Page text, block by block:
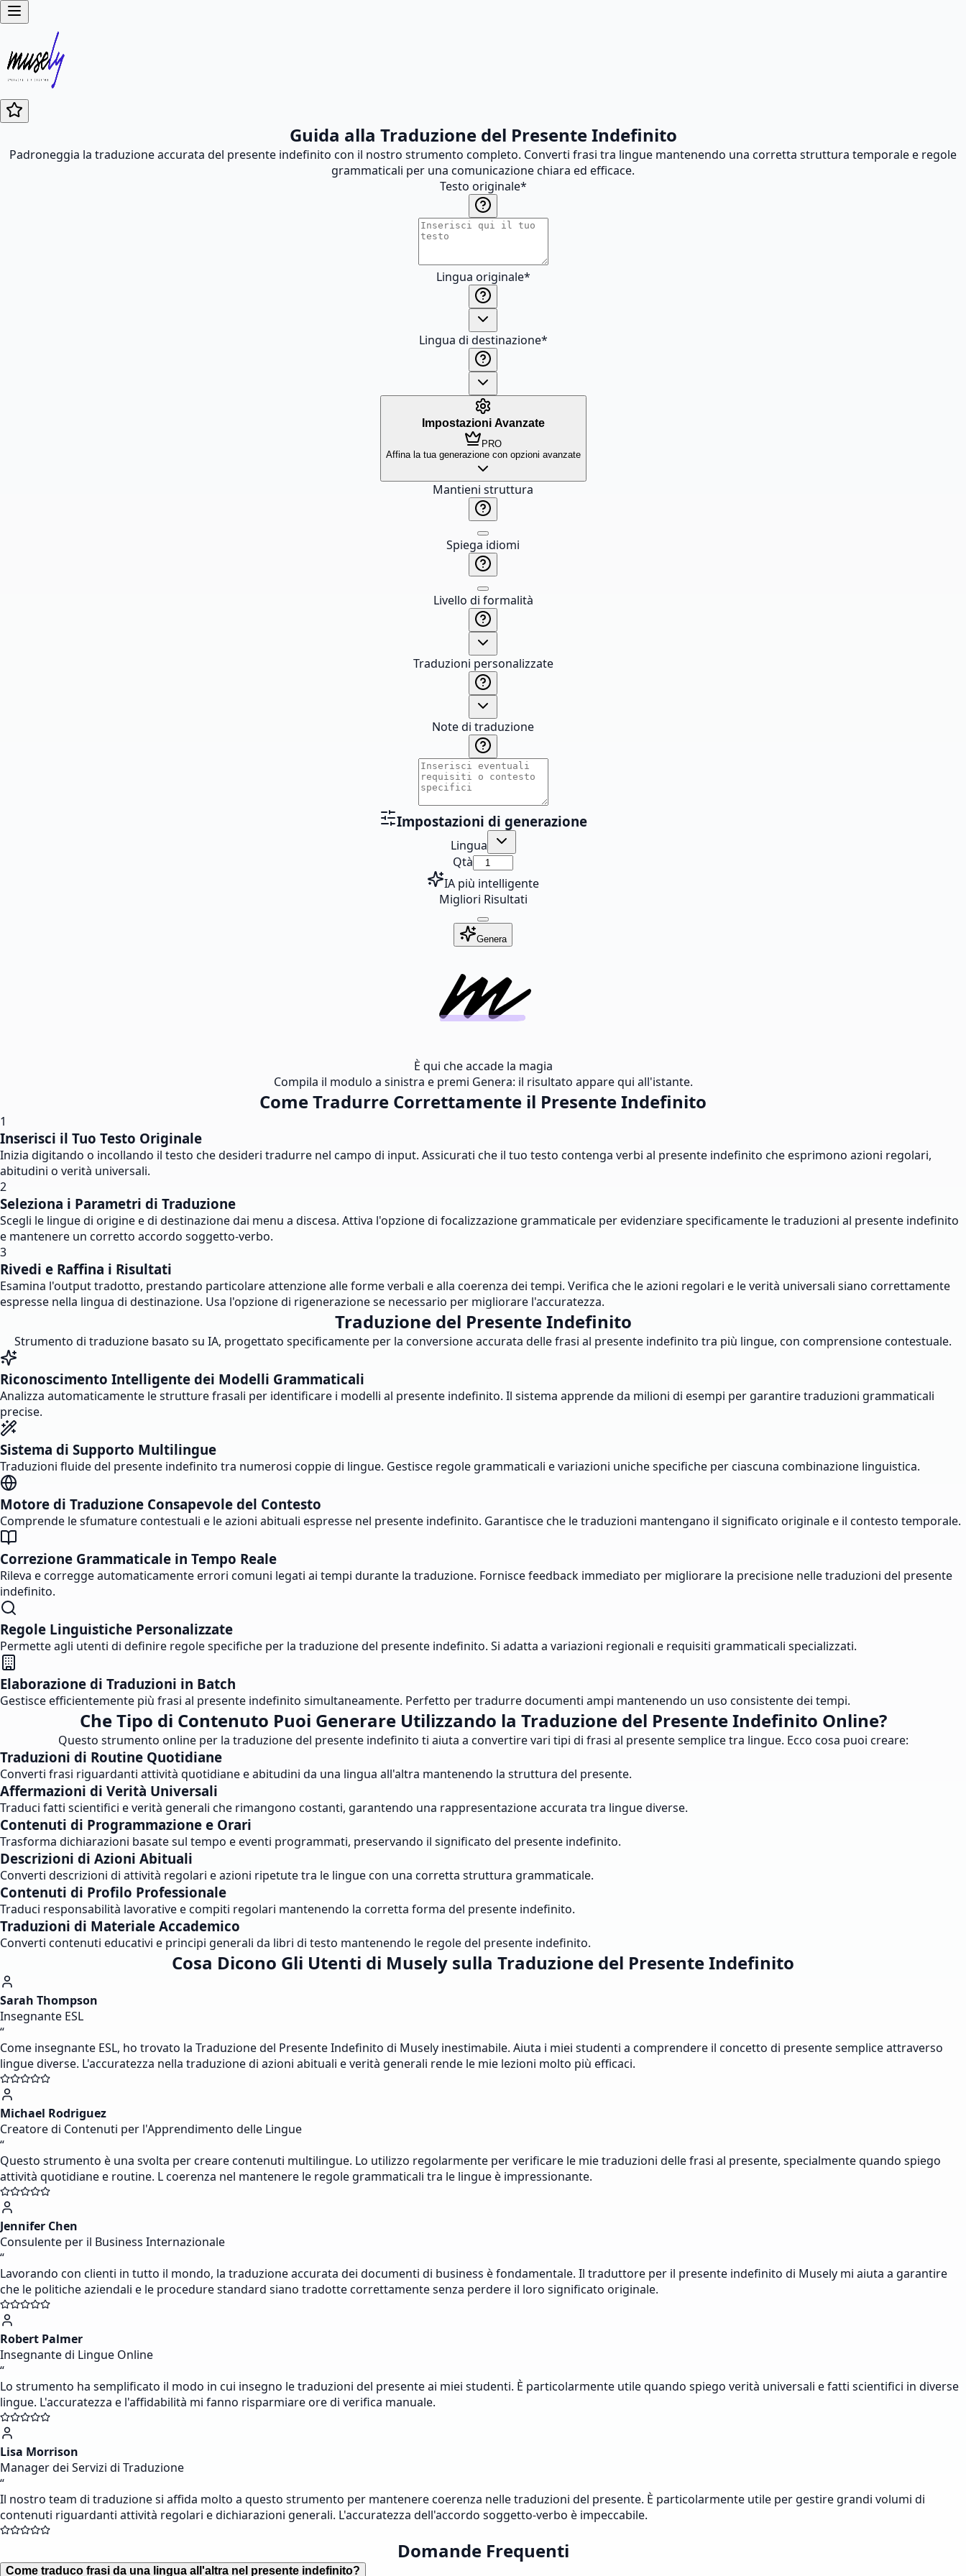
Guida alla Traduzione del Presente Indefinito
Padroneggia la traduzione accurata del presente indefinito con il nostro strumento completo. Converti frasi tra lingue mantenendo una corretta struttura temporale e regole
grammaticali per una comunicazione chiara ed efficace.
Testo originale*
Lingua originale*
Lingua di destinazione*
Impostazioni Avanzate
PRO
Affina la tua generazione con opzioni avanzate
Mantieni struttura
Spiega idiomi
Livello di formalità
Traduzioni personalizzate
Note di traduzione
Impostazioni di generazione
Lingua
Qtà
IA più intelligente
Migliori Risultati
Genera
È qui che accade la magia
Compila il modulo a sinistra e premi Genera: il risultato appare qui all'istante.
Come Tradurre Correttamente il Presente Indefinito
1
Inserisci il Tuo Testo Originale
Inizia digitando o incollando il testo che desideri tradurre nel campo di input. Assicurati che il tuo testo contenga verbi al presente indefinito che esprimono azioni regolari,
abitudini o verità universali.
2
Seleziona i Parametri di Traduzione
Scegli le lingue di origine e di destinazione dai menu a discesa. Attiva l'opzione di focalizzazione grammaticale per evidenziare specificamente le traduzioni al presente indefinito
e mantenere un corretto accordo soggetto-verbo.
3
Rivedi e Raffina i Risultati
Esamina l'output tradotto, prestando particolare attenzione alle forme verbali e alla coerenza dei tempi. Verifica che le azioni regolari e le verità universali siano correttamente
espresse nella lingua di destinazione. Usa l'opzione di rigenerazione se necessario per migliorare l'accuratezza.
Traduzione del Presente Indefinito
Strumento di traduzione basato su IA, progettato specificamente per la conversione accurata delle frasi al presente indefinito tra più lingue, con comprensione contestuale.
Riconoscimento Intelligente dei Modelli Grammaticali
Analizza automaticamente le strutture frasali per identificare i modelli al presente indefinito. Il sistema apprende da milioni di esempi per garantire traduzioni grammaticali
precise.
Sistema di Supporto Multilingue
Traduzioni fluide del presente indefinito tra numerosi coppie di lingue. Gestisce regole grammaticali e variazioni uniche specifiche per ciascuna combinazione linguistica.
Motore di Traduzione Consapevole del Contesto
Comprende le sfumature contestuali e le azioni abituali espresse nel presente indefinito. Garantisce che le traduzioni mantengano il significato originale e il contesto temporale.
Correzione Grammaticale in Tempo Reale
Rileva e corregge automaticamente errori comuni legati ai tempi durante la traduzione. Fornisce feedback immediato per migliorare la precisione nelle traduzioni del presente
indefinito.
Regole Linguistiche Personalizzate
Permette agli utenti di definire regole specifiche per la traduzione del presente indefinito. Si adatta a variazioni regionali e requisiti grammaticali specializzati.
Elaborazione di Traduzioni in Batch
Gestisce efficientemente più frasi al presente indefinito simultaneamente. Perfetto per tradurre documenti ampi mantenendo un uso consistente dei tempi.
Che Tipo di Contenuto Puoi Generare Utilizzando la Traduzione del Presente Indefinito Online?
Questo strumento online per la traduzione del presente indefinito ti aiuta a convertire vari tipi di frasi al presente semplice tra lingue. Ecco cosa puoi creare:
Traduzioni di Routine Quotidiane
Converti frasi riguardanti attività quotidiane e abitudini da una lingua all'altra mantenendo la struttura del presente.
Affermazioni di Verità Universali
Traduci fatti scientifici e verità generali che rimangono costanti, garantendo una rappresentazione accurata tra lingue diverse.
Contenuti di Programmazione e Orari
Trasforma dichiarazioni basate sul tempo e eventi programmati, preservando il significato del presente indefinito.
Descrizioni di Azioni Abituali
Converti descrizioni di attività regolari e azioni ripetute tra le lingue con una corretta struttura grammaticale.
Contenuti di Profilo Professionale
Traduci responsabilità lavorative e compiti regolari mantenendo la corretta forma del presente indefinito.
Traduzioni di Materiale Accademico
Converti contenuti educativi e principi generali da libri di testo mantenendo le regole del presente indefinito.
Cosa Dicono Gli Utenti di Musely sulla Traduzione del Presente Indefinito
Sarah Thompson
Insegnante ESL
“
Come insegnante ESL, ho trovato la Traduzione del Presente Indefinito di Musely inestimabile. Aiuta i miei studenti a comprendere il concetto di presente semplice attraverso
lingue diverse. L'accuratezza nella traduzione di azioni abituali e verità generali rende le mie lezioni molto più efficaci.
Michael Rodriguez
Creatore di Contenuti per l'Apprendimento delle Lingue
“
Questo strumento è una svolta per creare contenuti multilingue. Lo utilizzo regolarmente per verificare le mie traduzioni delle frasi al presente, specialmente quando spiego
attività quotidiane e routine. L coerenza nel mantenere le regole grammaticali tra le lingue è impressionante.
Jennifer Chen
Consulente per il Business Internazionale
“
Lavorando con clienti in tutto il mondo, la traduzione accurata dei documenti di business è fondamentale. Il traduttore per il presente indefinito di Musely mi aiuta a garantire
che le politiche aziendali e le procedure standard siano tradotte correttamente senza perdere il loro significato originale.
Robert Palmer
Insegnante di Lingue Online
“
Lo strumento ha semplificato il modo in cui insegno le traduzioni del presente ai miei studenti. È particolarmente utile quando spiego verità universali e fatti scientifici in diverse
lingue. L'accuratezza e l'affidabilità mi fanno risparmiare ore di verifica manuale.
Lisa Morrison
Manager dei Servizi di Traduzione
“
Il nostro team di traduzione si affida molto a questo strumento per mantenere coerenza nelle traduzioni del presente. È particolarmente utile per gestire grandi volumi di
contenuti riguardanti attività regolari e dichiarazioni generali. L'accuratezza dell'accordo soggetto-verbo è impeccabile.
Domande Frequenti
Come traduco frasi da una lingua all'altra nel presente indefinito?